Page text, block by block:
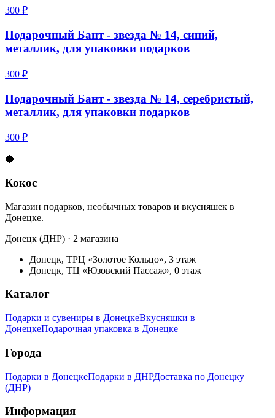
300 ₽
Подарочный Бант - звезда № 14, синий,
металлик, для упаковки подарков
300 ₽
Подарочный Бант - звезда № 14, серебристый,
металлик, для упаковки подарков
300 ₽
🥥
Кокос
Магазин подарков, необычных товаров и вкусняшек в
Донецке.
Донецк (ДНР) · 2 магазина
Донецк, ТРЦ «Золотое Кольцо», 3 этаж
Донецк, ТЦ «Юзовский Пассаж», 0 этаж
Каталог
Подарки и сувениры в ДонецкеВкусняшки в
ДонецкеПодарочная упаковка в Донецке
Города
Подарки в ДонецкеПодарки в ДНРДоставка по Донецку
(ДНР)
Информация